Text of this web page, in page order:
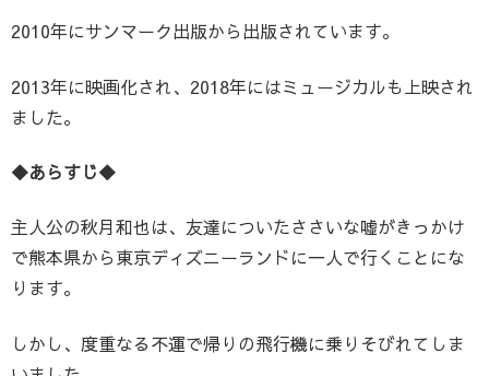
2010年にサンマーク出版から出版されています。
2013年に映画化され、2018年にはミュージカルも上映され
ました。
◆あらすじ◆
主人公の秋月和也は、友達についたささいな嘘がきっかけ
で熊本県から東京ディズニーランドに一人で行くことにな
ります。
しかし、度重なる不運で帰りの飛行機に乗りそびれてしま